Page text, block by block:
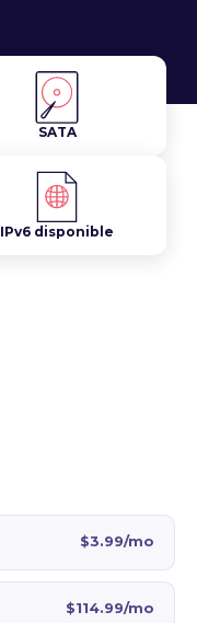
SATA
IPv6 disponible
$3.99/mo
$114.99/mo